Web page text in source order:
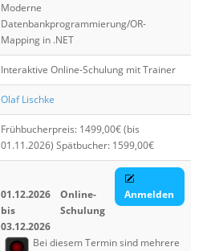
Moderne
Datenbankprogrammierung/OR-
Mapping in .NET
Interaktive Online-Schulung mit Trainer
Olaf Lischke
Frühbucherpreis: 1499,00€ (bis
01.11.2026) Spätbucher: 1599,00€
01.12.2026
bis
03.12.2026
Online-
Schulung
Anmelden
Bei diesem Termin sind mehrere